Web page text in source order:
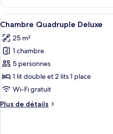
le
type
de
Chambre
Familiale
Afficher
toutes
les
photos
pour
ce
type
chambre :
5
Chambre Quadruple Deluxe
25 m²
1 chambre
5 personnes
1 lit double et 2 lits 1 place
Wi-Fi gratuit
Plus de détails
Plus